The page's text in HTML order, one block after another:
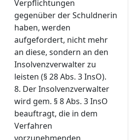
Verpflichtungen
gegenüber der Schuldnerin
haben, werden
aufgefordert, nicht mehr
an diese, sondern an den
Insolvenzverwalter zu
leisten (§ 28 Abs. 3 InsO).
8. Der Insolvenzverwalter
wird gem. § 8 Abs. 3 InsO
beauftragt, die in dem
Verfahren